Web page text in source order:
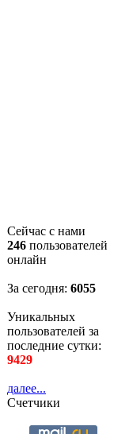
Сейчас с нами
246 пользователей
онлайн
За сегодня: 6056
Уникальных
пользователей за
последние сутки:
9429
далее...
Счетчики